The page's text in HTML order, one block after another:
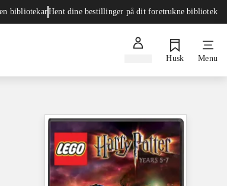
bibliotekarHent dine bestillinger på dit foretrukne bibliotek
Husk Menu